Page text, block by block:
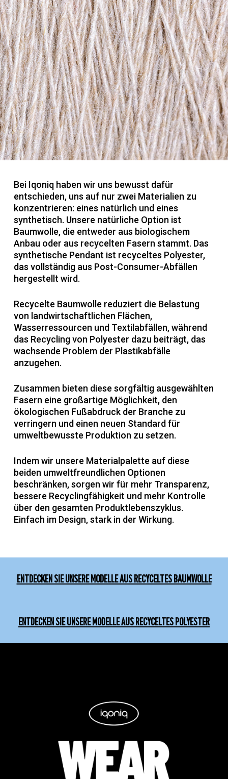
Bei Iqoniq haben wir uns bewusst dafür
entschieden, uns auf nur zwei Materialien zu
konzentrieren: eines natürlich und eines
synthetisch. Unsere natürliche Option ist
Baumwolle, die entweder aus biologischem
Anbau oder aus recycelten Fasern stammt. Das
synthetische Pendant ist recyceltes Polyester,
das vollständig aus Post-Consumer-Abfällen
hergestellt wird.
Recycelte Baumwolle reduziert die Belastung
von landwirtschaftlichen Flächen,
Wasserressourcen und Textilabfällen, während
das Recycling von Polyester dazu beiträgt, das
wachsende Problem der Plastikabfälle
anzugehen.
Zusammen bieten diese sorgfältig ausgewählten
Fasern eine großartige Möglichkeit, den
ökologischen Fußabdruck der Branche zu
verringern und einen neuen Standard für
umweltbewusste Produktion zu setzen.
Indem wir unsere Materialpalette auf diese
beiden umweltfreundlichen Optionen
beschränken, sorgen wir für mehr Transparenz,
bessere Recyclingfähigkeit und mehr Kontrolle
über den gesamten Produktlebenszyklus.
Einfach im Design, stark in der Wirkung.
ENTDECKEN SIE UNSERE MODELLE AUS RECYCELTES BAUMWOLLE
ENTDECKEN SIE UNSERE MODELLE AUS RECYCELTES POLYESTER